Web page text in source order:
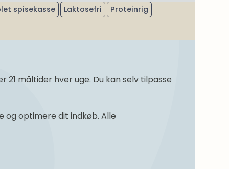
spisekasse Laktosefri Proteinrig
måltider hver uge. Du kan selv tilpasse
optimere dit indkøb. Alle